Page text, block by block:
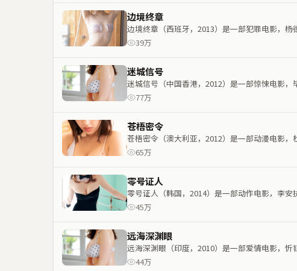
边境终章
边境终章（西班牙，2013）是一部犯罪电影，
39万
迷城信号
迷城信号（中国香港，2012）是一部惊悚电影，
77万
苍梧密令
苍梧密令（澳大利亚，2012）是一部动漫电影，
65万
零号证人
零号证人（韩国，2014）是一部动作电影，李安
45万
远海深渊眼
远海深渊眼（印度，2010）是一部爱情电影，忻
44万